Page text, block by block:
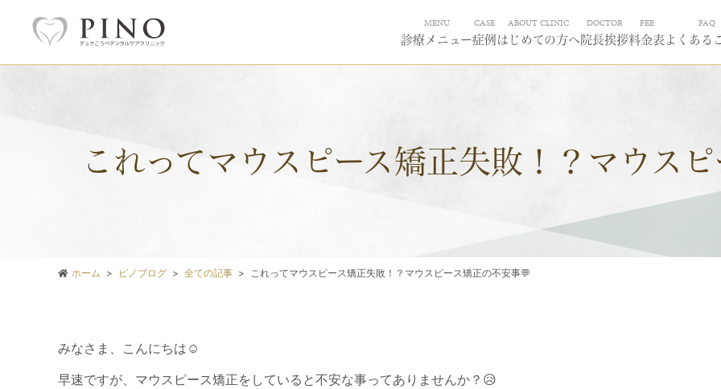
MENU
診療メニュー
CASE
症例
ABOUT CLINIC
はじめての方へ
DOCTOR
院長挨拶
FEE
料金表
FAQ
よくある
これってマウスピース矯正失敗！？マウス
ホーム ピノブログ 全ての記事 これってマウスピース矯正失敗！？マウスピース矯正の不安事💬
みなさま、こんにちは☺️
早速ですが、マウスピース矯正をしていると不安な事ってありませんか？😥